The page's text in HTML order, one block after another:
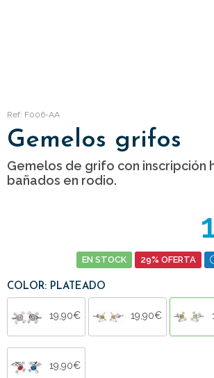
Ref: F006-AA
Gemelos grifos
Gemelos de grifo con inscripción
bañados en rodio.
EN STOCK 29% OFERTA
COLOR: PLATEADO
19,90€ 19,90€
19,90€